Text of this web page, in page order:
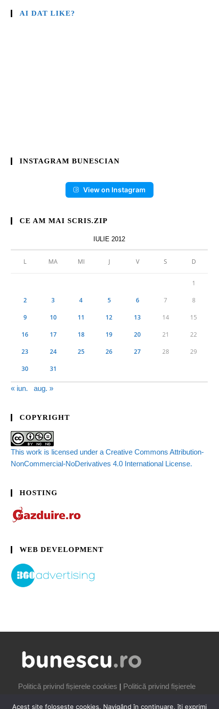
AI DAT LIKE?
INSTAGRAM BUNESCIAN
View on Instagram
CE AM MAI SCRIS.ZIP
IULIE 2012
L MA MI J V S D
1
2 3 4 5 6 7 8
9 10 11 12 13 14 15
16 17 18 19 20 21 22
23 24 25 26 27 28 29
30 31
« iun. aug. »
COPYRIGHT
This work is licensed under a Creative Commons Attribution-
NonCommercial-NoDerivatives 4.0 International License.
HOSTING
WEB DEVELOPMENT
Politică privind fișierele cookies | Politică privind fișierele
Acest site folosește cookies. Navigând în continuare, îți exprimi